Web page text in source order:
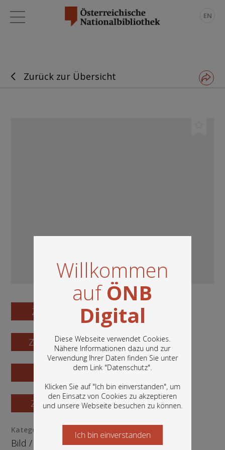
Willkommen
aufÖNB
Digital
Diese Webseite verwendet Cookies.
Nähere Informationen dazu und zur
Verwendung Ihrer Daten finden Sie unter
dem Link "Datenschutz".
Klicken Sie auf "Ich bin einverstanden", um
den Einsatz von Cookies zu akzeptieren
und unsere Webseite besuchen zu können.
In diesem Portal finden Sie die digitalen
Bestände der Österreichischen
Nationalbibliothek: Bücher, Fotografien,
Grafiken und vieles mehr.
Ich bin einverstanden
Starten Sie jetzt
EN
Zurück zur Übersicht
Zum Digitalisat
Zum Katalogisat
Zur Vorschau
Zur Bestellung
Kategorie / Medientyp
Bild/ Fotografie